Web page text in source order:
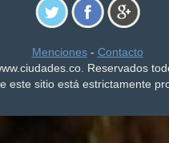
Menciones- Contacto
Reservados
este sitio está estrictamente